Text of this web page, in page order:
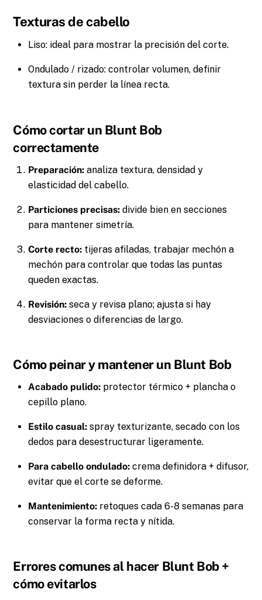
Texturas de cabello
Liso: ideal para mostrar la precisión del corte.
Ondulado / rizado: controlar volumen, definir
textura sin perder la línea recta.
Cómo cortar un Blunt Bob
correctamente
Preparación: analiza textura, densidad y
elasticidad del cabello.
Particiones precisas: divide bien en secciones
para mantener simetría.
Corte recto: tijeras afiladas, trabajar mechón a
mechón para controlar que todas las puntas
queden exactas.
Revisión: seca y revisa plano; ajusta si hay
desviaciones o diferencias de largo.
Cómo peinar y mantener un Blunt Bob
Acabado pulido: protector térmico + plancha o
cepillo plano.
Estilo casual: spray texturizante, secado con los
dedos para desestructurar ligeramente.
Para cabello ondulado: crema definidora + difusor,
evitar que el corte se deforme.
Mantenimiento: retoques cada 6-8 semanas para
conservar la forma recta y nítida.
Errores comunes al hacer Blunt Bob +
cómo evitarlos